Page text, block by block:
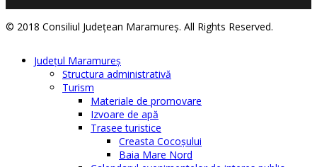
© 2018 Consiliul Judeţean Maramureş. All Rights Reserved.
Judeţul Maramureş
Structura administrativă
Turism
Materiale de promovare
Izvoare de apă
Trasee turistice
Creasta Cocoșului
Baia Mare Nord